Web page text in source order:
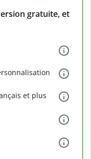
gratuite, et
et plus